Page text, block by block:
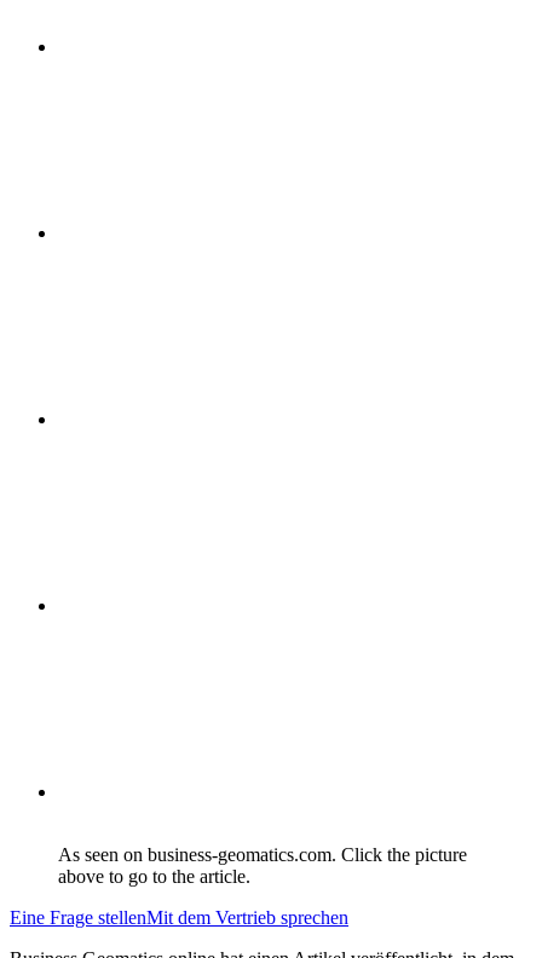
As seen on business-geomatics.com. Click the picture
above to go to the article.
Eine Frage stellenMit dem Vertrieb sprechen